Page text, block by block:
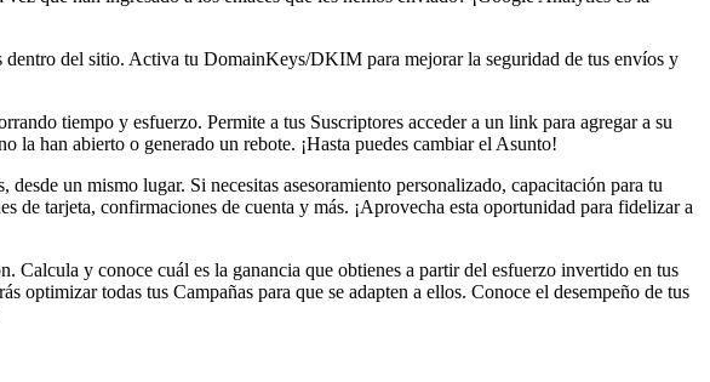
del sitio. Activa tu DomainKeys/DKIM para mejorar la seguridad de tus envíos y
tiempo y esfuerzo. Permite a tus Suscriptores acceder a un link para agregar a su
la han abierto o generado un rebote. ¡Hasta puedes cambiar el Asunto!
un mismo lugar. Si necesitas asesoramiento personalizado, capacitación para tu
de tarjeta, confirmaciones de cuenta y más. ¡Aprovecha esta oportunidad para fidelizar a
Calcula y conoce cuál es la ganancia que obtienes a partir del esfuerzo invertido en tus
todas tus Campañas para que se adapten a ellos. Conoce el desempeño de tus